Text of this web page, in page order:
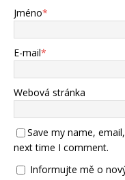
Jméno*
E-mail*
Webová stránka
Save my name,
next time I comment.
Informujte mě o